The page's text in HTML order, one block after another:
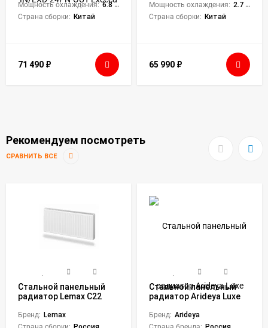
Мощность охлаждения: 6.8 кВт
Страна сборки: Китай
71 490 ₽
Мощность охлаждения: 2.7 кВт
Страна сборки: Китай
65 990 ₽
Рекомендуем посмотреть
СРАВНИТЬ ВСЕ
Стальной панельный
радиатор Lemax C22
Бренд: Lemax
Стальной панельный
радиатор Arideya Luxe
Бренд: Arideya